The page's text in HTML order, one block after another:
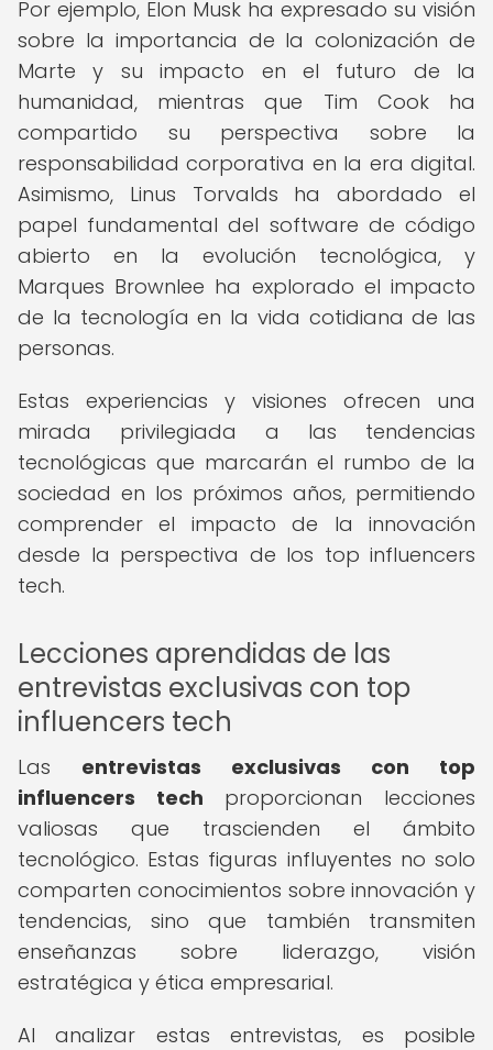
Por ejemplo, Elon Musk ha expresado su visión
sobre la importancia de la colonización de
Marte y su impacto en el futuro de la
humanidad, mientras que Tim Cook ha
compartido su perspectiva sobre la
responsabilidad corporativa en la era digital.
Asimismo, Linus Torvalds ha abordado el
papel fundamental del software de código
abierto en la evolución tecnológica, y
Marques Brownlee ha explorado el impacto
de la tecnología en la vida cotidiana de las
personas.
Estas experiencias y visiones ofrecen una
mirada privilegiada a las tendencias
tecnológicas que marcarán el rumbo de la
sociedad en los próximos años, permitiendo
comprender el impacto de la innovación
desde la perspectiva de los top influencers
tech.
Lecciones aprendidas de las
entrevistas exclusivas con top
influencers tech
Las entrevistas exclusivas con top
influencers tech proporcionan lecciones
valiosas que trascienden el ámbito
tecnológico. Estas figuras influyentes no solo
comparten conocimientos sobre innovación y
tendencias, sino que también transmiten
enseñanzas sobre liderazgo, visión
estratégica y ética empresarial.
Al analizar estas entrevistas, es posible